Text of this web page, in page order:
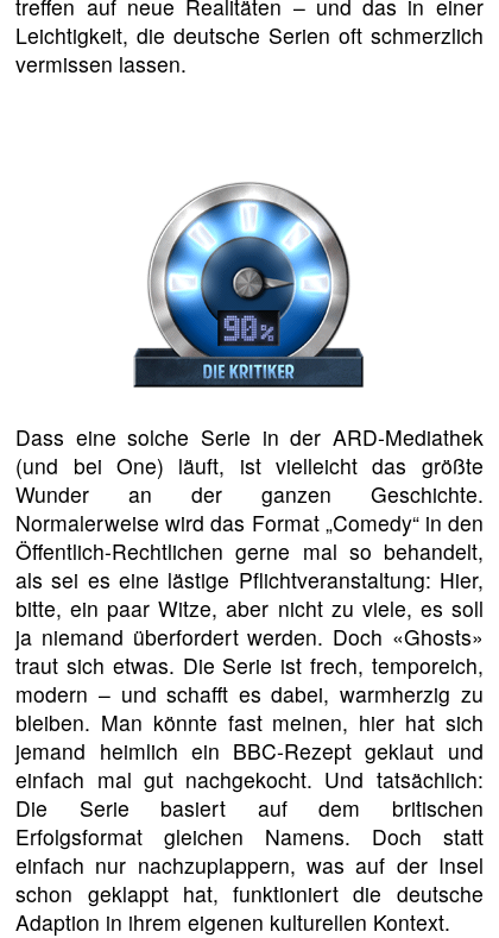
treffen auf neue Realitäten – und das in einer
Leichtigkeit, die deutsche Serien oft schmerzlich
vermissen lassen.
Dass eine solche Serie in der ARD-Mediathek
(und bei One) läuft, ist vielleicht das größte
Wunder an der ganzen Geschichte.
Normalerweise wird das Format „Comedy“ in den
Öffentlich-Rechtlichen gerne mal so behandelt,
als sei es eine lästige Pflichtveranstaltung: Hier,
bitte, ein paar Witze, aber nicht zu viele, es soll
ja niemand überfordert werden. Doch «Ghosts»
traut sich etwas. Die Serie ist frech, temporeich,
modern – und schafft es dabei, warmherzig zu
bleiben. Man könnte fast meinen, hier hat sich
jemand heimlich ein BBC-Rezept geklaut und
einfach mal gut nachgekocht. Und tatsächlich:
Die Serie basiert auf dem britischen
Erfolgsformat gleichen Namens. Doch statt
einfach nur nachzuplappern, was auf der Insel
schon geklappt hat, funktioniert die deutsche
Adaption in ihrem eigenen kulturellen Kontext.